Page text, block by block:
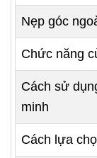
Nẹp góc
Chức năng
Cách sử
minh
Cách lựa